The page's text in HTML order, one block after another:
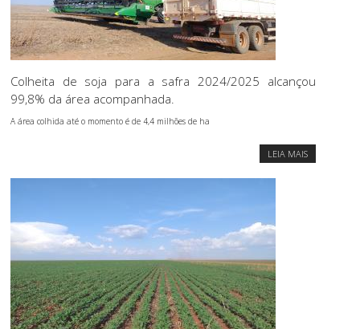
Colheita de soja para a safra 2024/2025 alcançou
99,8% da área acompanhada.
A área colhida até o momento é de 4,4 milhões de ha
LEIA MAIS